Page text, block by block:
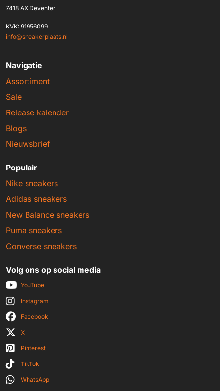
7418 AX Deventer
KVK: 91956099
info@sneakerplaats.nl
Navigatie
Assortiment
Sale
Release kalender
Blogs
Nieuwsbrief
Populair
Nike sneakers
Adidas sneakers
New Balance sneakers
Puma sneakers
Converse sneakers
Volg ons op social media
YouTube
Instagram
Facebook
X
Pinterest
TikTok
WhatsApp